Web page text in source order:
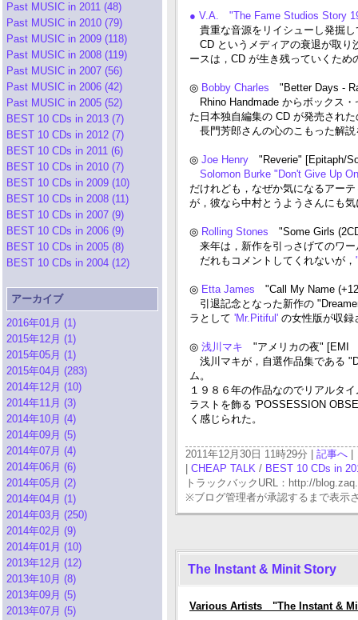
Past MUSIC in 2011 (48)
Past MUSIC in 2010 (79)
Past MUSIC in 2009 (118)
Past MUSIC in 2008 (119)
Past MUSIC in 2007 (56)
Past MUSIC in 2006 (42)
Past MUSIC in 2005 (52)
BEST 10 CDs in 2013 (7)
BEST 10 CDs in 2012 (7)
BEST 10 CDs in 2011 (6)
BEST 10 CDs in 2010 (7)
BEST 10 CDs in 2009 (10)
BEST 10 CDs in 2008 (11)
BEST 10 CDs in 2007 (9)
BEST 10 CDs in 2006 (9)
BEST 10 CDs in 2005 (8)
BEST 10 CDs in 2004 (12)
アーカイブ
2016年01月 (1)
2015年12月 (1)
2015年05月 (1)
2015年04月 (283)
2014年12月 (10)
2014年11月 (3)
2014年10月 (4)
2014年09月 (5)
2014年07月 (4)
2014年06月 (6)
2014年05月 (2)
2014年04月 (1)
2014年03月 (250)
2014年02月 (9)
2014年01月 (10)
2013年12月 (12)
2013年10月 (8)
2013年09月 (5)
2013年07月 (5)
● V.A. "The Fame Studios Story
貴重な音源をリイシューし発掘
CD というメディアの衰退が取り
ースは，CD が生き残っていくため
◎ Bobby Charles "Better Days -
Rhino Handmade からボックス
た日本独自編集の CD が発売され
長門芳郎さんの心のこもった解
◎ Joe Henry "Reverie" [Epitaph/
Solomon Burke "Don't Give Up
だけれども，なぜか気になるアー
が，彼なら中村とうようさんにも
◎ Rolling Stones "Some Girls
来年は，新作を引っさげてのワ
だれもコメントしてくれないが，
◎ Etta James "Call My Name
引退記念となった新作の
ラとして 'Mr.Pitiful' の女性版が収録
◎ 浅川マキ "アメリカの夜" [EMI
浅川マキが，自選作品集である
ム。
１９８６年の作品なのでリアルタ
ラストを飾る 'POSSESSION
く感じられた。
2011年12月30日 11時29分 | 記事へ
CHEAP TALK / BEST 10 CDs in
トラックバックURL：http://
※ブログ管理者が承認するまで表示
The Instant & Minit Story
Various Artists "The Instant &